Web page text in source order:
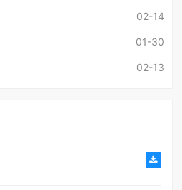
02-14
01-30
02-13